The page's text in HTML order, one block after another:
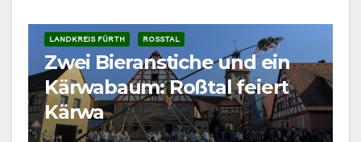
LANDKREIS FÜRTH ROSSTAL
Zwei Bieranstiche und ein
Kärwabaum: Roßtal feiert
Kärwa